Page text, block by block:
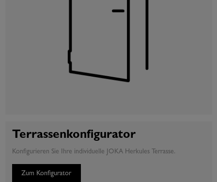
Terrassenkonfigurator
Konfigurieren Sie Ihre individuelle JOKA Herkules Terrasse.
Zum Konfigurator